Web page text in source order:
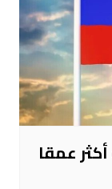
عمقا